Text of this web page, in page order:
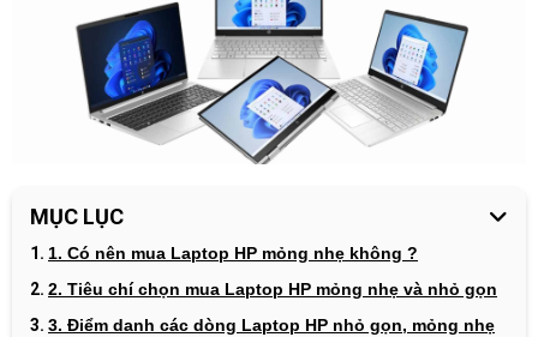
MỤC LỤC
1. Có nên mua Laptop HP mỏng nhẹ không ?
2. Tiêu chí chọn mua Laptop HP mỏng nhẹ và nhỏ gọn
3. Điểm danh các dòng Laptop HP nhỏ gọn, mỏng nhẹ